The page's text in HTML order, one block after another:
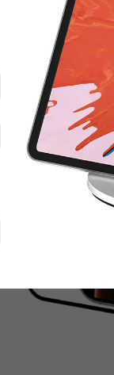
Usa este